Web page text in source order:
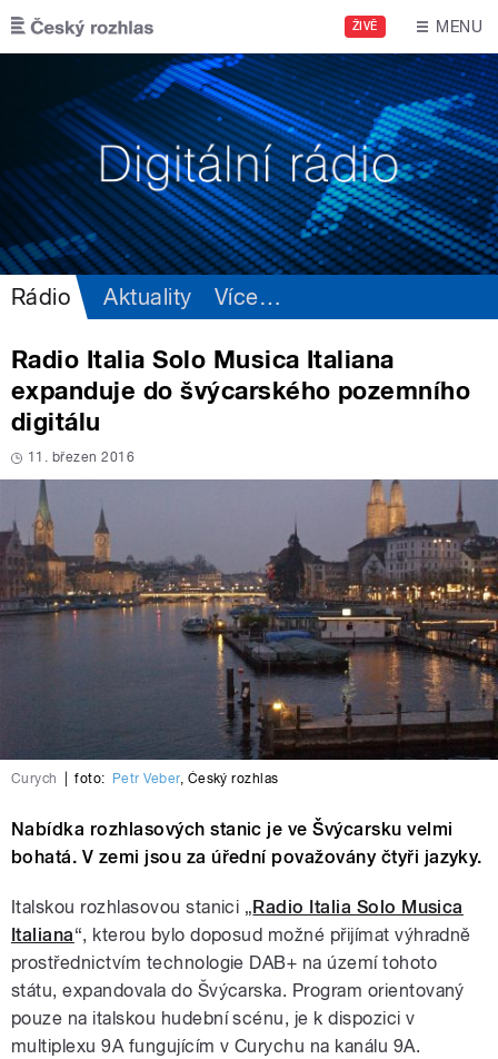
Přejít k hlavnímu obsahu
ŽIVĚ MENU
Rádio Aktuality Více…
Radio Italia Solo Musica Italiana
expanduje do švýcarského pozemního
digitálu
11. březen 2016
Curych foto: Petr Veber, Český rozhlas
Nabídka rozhlasových stanic je ve Švýcarsku velmi
bohatá. V zemi jsou za úřední považovány čtyři jazyky.
Italskou rozhlasovou stanici „Radio Italia Solo Musica
Italiana“, kterou bylo doposud možné přijímat výhradně
prostřednictvím technologie DAB+ na území tohoto
státu, expandovala do Švýcarska. Program orientovaný
pouze na italskou hudební scénu, je k dispozici v
multiplexu 9A fungujícím v Curychu na kanálu 9A.